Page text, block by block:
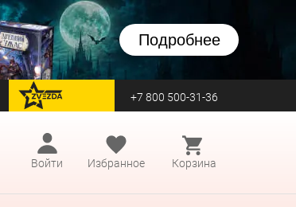
Подробнее
перейти на Zvezda +7 800 500-31-36
Войти
Избранное Корзина